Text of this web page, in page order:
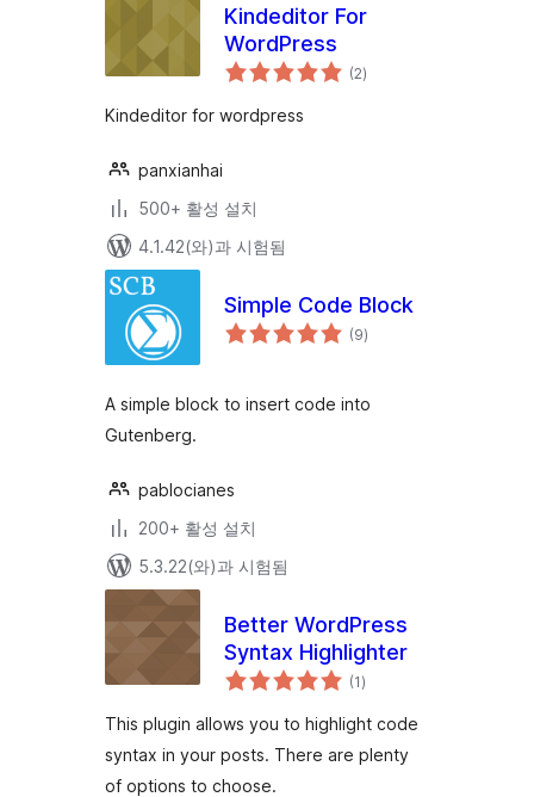
Kindeditor For
WordPress
(2전
체)
Kindeditor for wordpress
panxianhai
500+ 활성 설치
4.1.42(와)과 시험됨
Simple Code Block
(9전
체)
A simple block to insert code into
Gutenberg.
pablocianes
200+ 활성 설치
5.3.22(와)과 시험됨
Better WordPress
Syntax Highlighter
(1전
체
점
)
This plugin allows you to highlight code
syntax in your posts. There are plenty
of options to choose.